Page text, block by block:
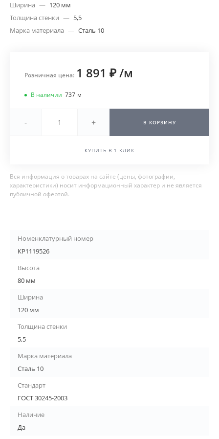
Ширина — 120 мм
Толщина стенки — 5,5
Марка материала — Сталь 10
Розничная цена: 1 891 ₽/м
В наличии 737 м
- + В КОРЗИНУ
КУПИТЬ В 1 КЛИК
Вся информация о товарах на сайте (цены, фотографии,
характеристики) носит информационный характер и не является
публичной офертой.
Номенклатурный номер
КР1119526
Высота
80 мм
Ширина
120 мм
Толщина стенки
5,5
Марка материала
Сталь 10
Стандарт
ГОСТ 30245-2003
Наличие
Да